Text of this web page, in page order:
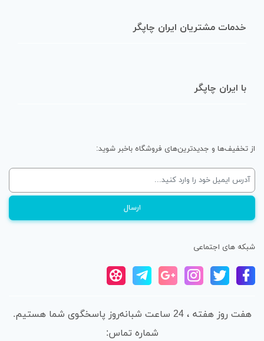
خدمات مشتریان ایران چاپگر
با ایران چاپگر
از تخفیف‌ها و جدیدترین‌های فروشگاه باخبر شوید:
شبکه های اجتماعی
هفت روز هفته ، 24 ساعت شبانه‌روز پاسخگوی شما هستیم.
شماره تماس: